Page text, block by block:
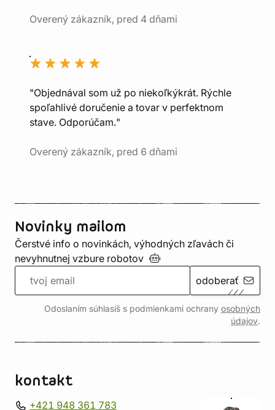
Overený zákazník, pred 4 dňami
"Objednával som už po niekoľkýkrát. Rýchle
spoľahlivé doručenie a tovar v perfektnom
stave. Odporúčam."
Overený zákazník, pred 6 dňami
Novinky mailom
Čerstvé info o novinkách, výhodných zľavách či
nevyhnutnej vzbure robotov
odoberať
Odoslaním súhlasíš s podmienkami ochrany osobných
údajov.
kontakt
+421 948 361 783